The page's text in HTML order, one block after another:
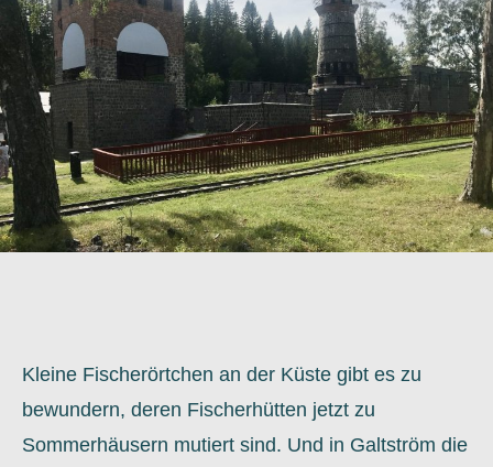
Kleine Fischerörtchen an der Küste gibt es zu
bewundern, deren Fischerhütten jetzt zu
Sommerhäusern mutiert sind. Und in Galtström die